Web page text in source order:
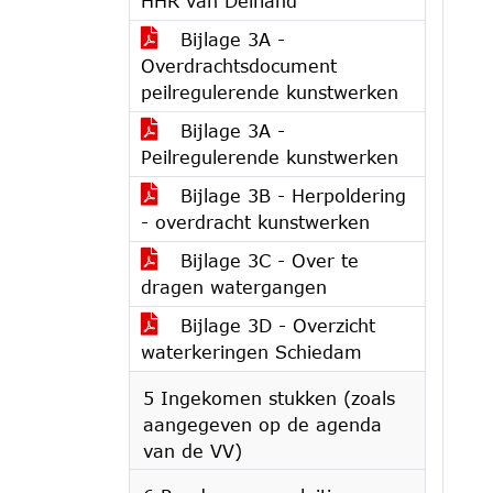
Bijlage 3A -
Overdrachtsdocument
peilregulerende kunstwerken
Bijlage 3A -
Peilregulerende kunstwerken
Bijlage 3B - Herpoldering
- overdracht kunstwerken
Bijlage 3C - Over te
dragen watergangen
Bijlage 3D - Overzicht
waterkeringen Schiedam
5 Ingekomen stukken (zoals
aangegeven op de agenda
van de VV)